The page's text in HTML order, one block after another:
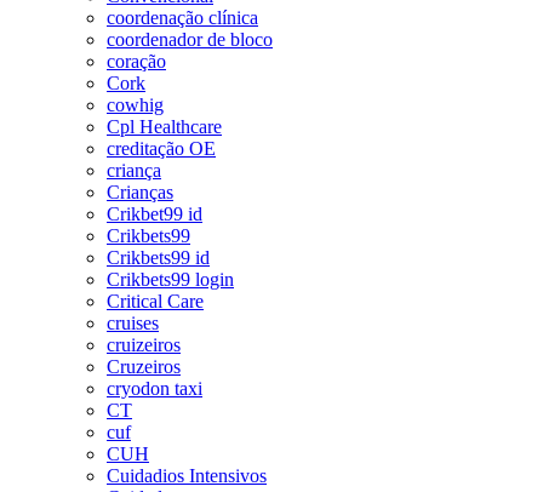
coordenação clínica
coordenador de bloco
coração
Cork
cowhig
Cpl Healthcare
creditação OE
criança
Crianças
Crikbet99 id
Crikbets99
Crikbets99 id
Crikbets99 login
Critical Care
cruises
cruizeiros
Cruzeiros
cryodon taxi
CT
cuf
CUH
Cuidadios Intensivos